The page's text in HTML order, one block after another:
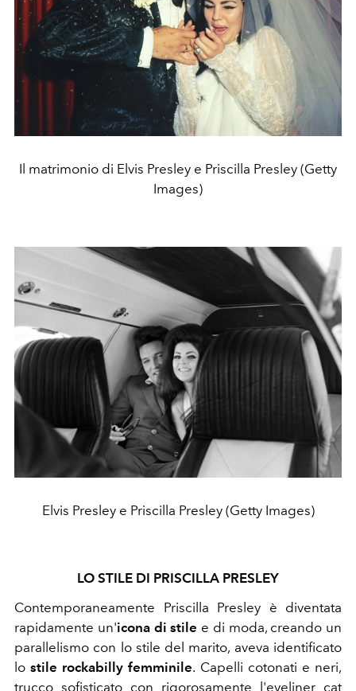
Il matrimonio di Elvis Presley e Priscilla Presley (Getty
Images)
Elvis Presley e Priscilla Presley (Getty Images)
LO STILE DI PRISCILLA PRESLEY
Contemporaneamente Priscilla Presley è diventata
rapidamente un'icona di stile e di moda, creando un
parallelismo con lo stile del marito, aveva identificato
lostile rockabilly femminile. Capelli cotonati e neri,
trucco sofisticato con rigorosamente l'eyeliner cat